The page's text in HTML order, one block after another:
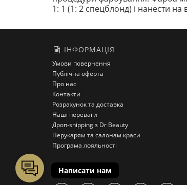
1: 1 (1: 2 спецблонд) і нанести
ІНФОРМАЦІЯ
Умови повернення
Публічна оферта
Про нас
Контакти
Розрахунок та доставка
Наші переваги
Дроп-shipping з Dr Beauty
Перукарям та салонам краси
Програма лояльності